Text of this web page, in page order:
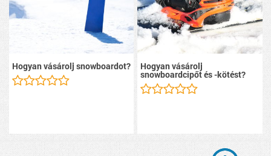
Hogyan vásárolj snowboardot? Hogyan vásárolj
snowboardcipőt és -kötést?